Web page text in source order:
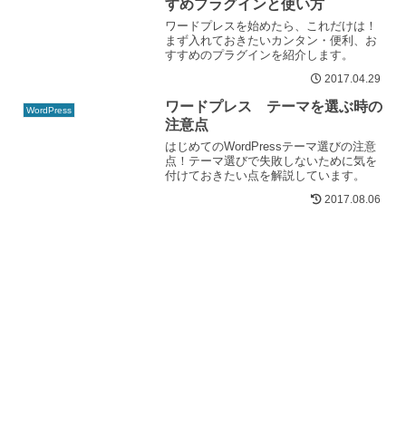
すめプラグインと使い方
ワードプレスを始めたら、これだけは！
まず入れておきたいカンタン・便利、お
すすめのプラグインを紹介します。
2017.04.29
WordPress
ワードプレス テーマを選ぶ時の
注意点
はじめてのWordPressテーマ選びの注意
点！テーマ選びで失敗しないために気を
付けておきたい点を解説しています。
2017.08.06